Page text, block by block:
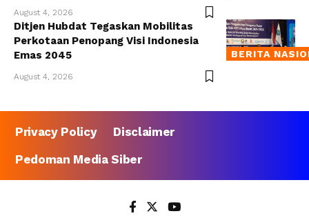
August 4, 2026
BERITA
Ditjen Hubdat Tegaskan Mobilitas
Perkotaan Penopang Visi Indonesia
Emas 2045
August 4, 2026
Privacy Policy
Disclaimer
Pedoman Media Siber